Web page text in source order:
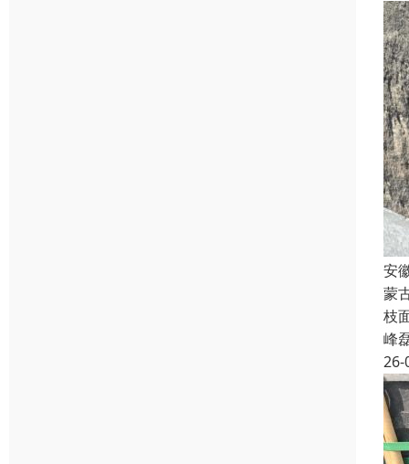
安
蒙
枝
峰
26-